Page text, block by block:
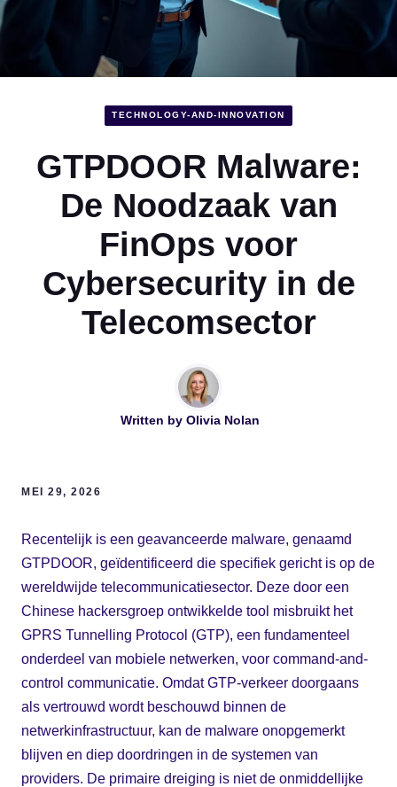
TECHNOLOGY-AND-INNOVATION
GTPDOOR Malware:
De Noodzaak van
FinOps voor
Cybersecurity in de
Telecomsector
Written by Olivia Nolan
MEI 29, 2026
Recentelijk is een geavanceerde malware, genaamd
GTPDOOR, geïdentificeerd die specifiek gericht is op de
wereldwijde telecommunicatiesector. Deze door een
Chinese hackersgroep ontwikkelde tool misbruikt het
GPRS Tunnelling Protocol (GTP), een fundamenteel
onderdeel van mobiele netwerken, voor command-and-
control communicatie. Omdat GTP-verkeer doorgaans
als vertrouwd wordt beschouwd binnen de
netwerkinfrastructuur, kan de malware onopgemerkt
blijven en diep doordringen in de systemen van
providers. De primaire dreiging is niet de onmiddellijke